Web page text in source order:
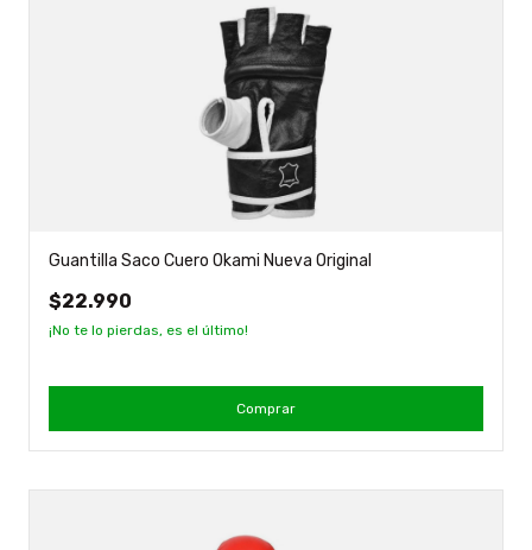
Guantilla Saco Cuero Okami Nueva Original
$22.990
¡No te lo pierdas, es el último!
Comprar